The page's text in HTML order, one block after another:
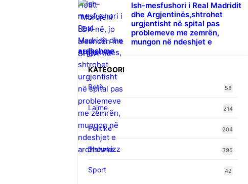
Ish-mesfushori i Real Madridit
dhe Argjentinës,shtrohet
urgjentisht në spital pas
problemeve me zemrën,
mungon në ndeshjet e
ardhshme
KATEGORI
Botë
58
Lajme 214
Politikë 204
Showbizz 395
Sport 42